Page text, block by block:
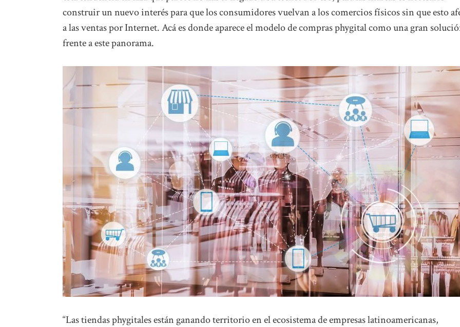
construir un nuevo interés para que los consumidores vuelvan a los comercios físicos sin que esto
a las ventas por Internet. Acá es donde aparece el modelo de compras phygital como una gran
frente a este panorama.
“Las tiendas phygitales están ganando territorio en el ecosistema de empresas latinoamericanas,